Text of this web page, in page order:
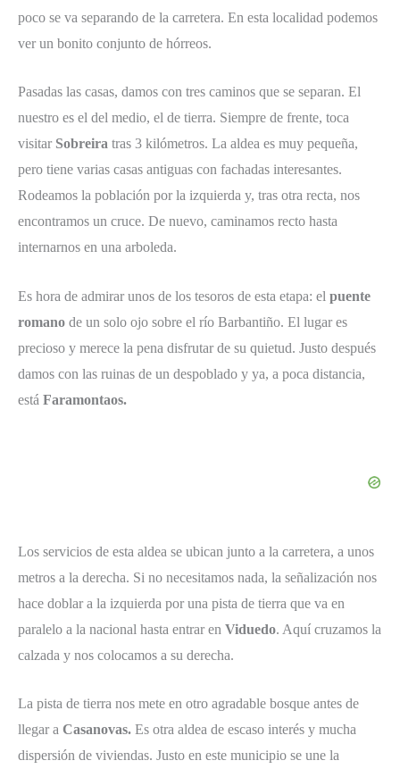
poco se va separando de la carretera. En esta localidad podemos
ver un bonito conjunto de hórreos.
Pasadas las casas, damos con tres caminos que se separan. El
nuestro es el del medio, el de tierra. Siempre de frente, toca
visitar Sobreira tras 3 kilómetros. La aldea es muy pequeña,
pero tiene varias casas antiguas con fachadas interesantes.
Rodeamos la población por la izquierda y, tras otra recta, nos
encontramos un cruce. De nuevo, caminamos recto hasta
internarnos en una arboleda.
Es hora de admirar unos de los tesoros de esta etapa: el puente
romano de un solo ojo sobre el río Barbantiño. El lugar es
precioso y merece la pena disfrutar de su quietud. Justo después
damos con las ruinas de un despoblado y ya, a poca distancia,
está Faramontaos.
Los servicios de esta aldea se ubican junto a la carretera, a unos
metros a la derecha. Si no necesitamos nada, la señalización nos
hace doblar a la izquierda por una pista de tierra que va en
paralelo a la nacional hasta entrar en Viduedo. Aquí cruzamos la
calzada y nos colocamos a su derecha.
La pista de tierra nos mete en otro agradable bosque antes de
llegar a Casanovas. Es otra aldea de escaso interés y mucha
dispersión de viviendas. Justo en este municipio se une la